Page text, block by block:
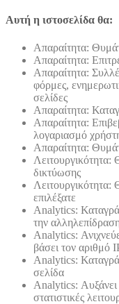
Αυτή η ιστοσελίδα θα:
Απαραίτητα:
Απαραίτητα:
Απαραίτητα:
φόρμες,
σελίδες
Απαραίτητα:
Απαραίτητα:
λογαριασμό
Απαραίτητα:
Λειτουργικότητα:
δικτύωσης
Λειτουργικότητα:
επιλέξατε
Analytics:
την
Analytics:
βάσει τον αριθμό
Analytics:
σελίδα
Analytics: Αυξάνει
στατιστικές